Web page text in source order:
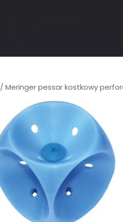
/ Meringer pessar kostkowy